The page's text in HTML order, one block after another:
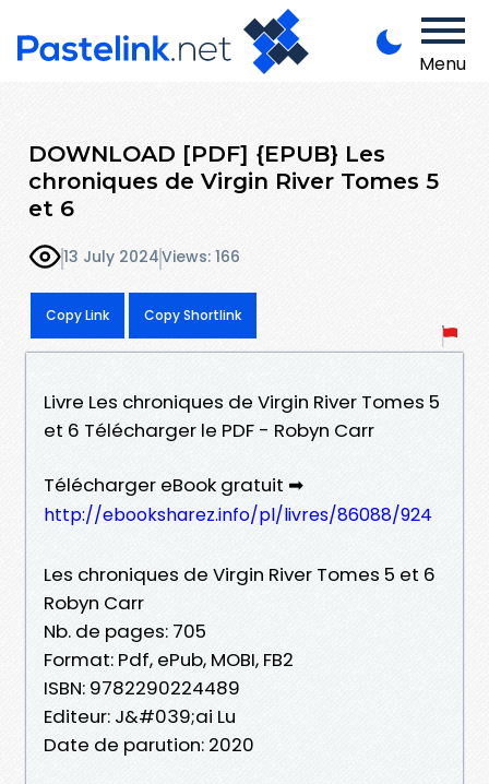
Menu
DOWNLOAD [PDF] {EPUB} Les
chroniques de Virgin River Tomes 5
et 6
13 July 2024Views: 166
Copy Link Copy Shortlink
Livre Les chroniques de Virgin River Tomes 5
et 6 Télécharger le PDF - Robyn Carr
Télécharger eBook gratuit ➡
http://ebooksharez.info/pl/livres/86088/924
Les chroniques de Virgin River Tomes 5 et 6
Robyn Carr
Nb. de pages: 705
Format: Pdf, ePub, MOBI, FB2
ISBN: 9782290224489
Editeur: J&#039;ai Lu
Date de parution: 2020